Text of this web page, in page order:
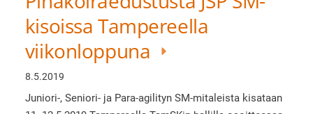
kisoissa Tampereella
viikonloppuna
8.5.2019
Juniori-, Seniori- ja Para-agilityn SM-mitaleista kisataan